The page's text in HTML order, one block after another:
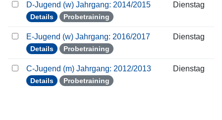
D-Jugend (w) Jahrgang: 2014/2015
Details Probetraining
Dienstag
E-Jugend (w) Jahrgang: 2016/2017
Details Probetraining
Dienstag
C-Jugend (m) Jahrgang: 2012/2013
Details Probetraining
Dienstag